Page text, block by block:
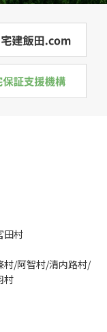
田村
村/阿智村/清内路村/
村